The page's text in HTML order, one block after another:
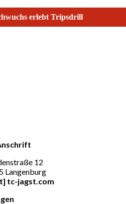
beim TC Jagst Langenburg
erlebt Tripsdrill
12
Langenburg
tc-jagst.com